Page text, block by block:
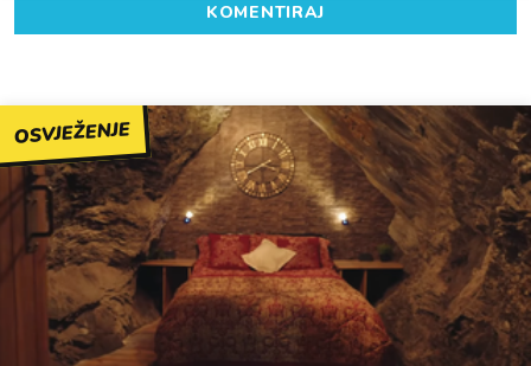
KOMENTIRAJ
OSVJEŽENJE